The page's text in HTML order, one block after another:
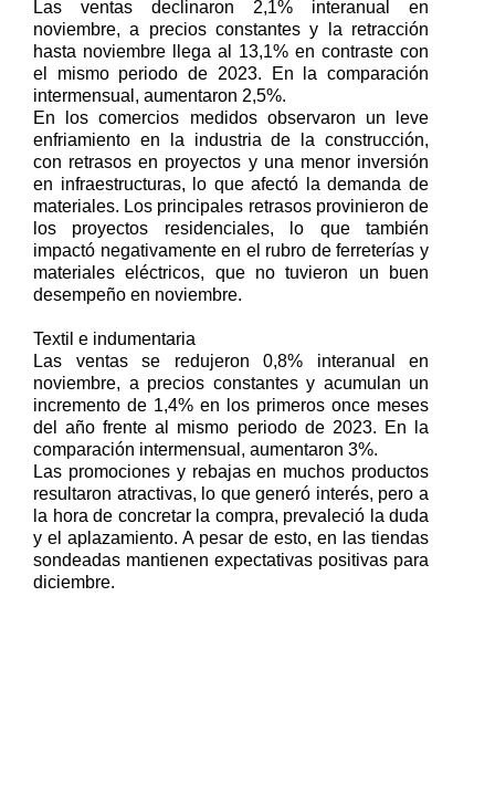
Las ventas declinaron 2,1% interanual en
noviembre, a precios constantes y la retracción
hasta noviembre llega al 13,1% en contraste con
el mismo periodo de 2023. En la comparación
intermensual, aumentaron 2,5%.
En los comercios medidos observaron un leve
enfriamiento en la industria de la construcción,
con retrasos en proyectos y una menor inversión
en infraestructuras, lo que afectó la demanda de
materiales. Los principales retrasos provinieron de
los proyectos residenciales, lo que también
impactó negativamente en el rubro de ferreterías y
materiales eléctricos, que no tuvieron un buen
desempeño en noviembre.
Textil e indumentaria
Las ventas se redujeron 0,8% interanual en
noviembre, a precios constantes y acumulan un
incremento de 1,4% en los primeros once meses
del año frente al mismo periodo de 2023. En la
comparación intermensual, aumentaron 3%.
Las promociones y rebajas en muchos productos
resultaron atractivas, lo que generó interés, pero a
la hora de concretar la compra, prevaleció la duda
y el aplazamiento. A pesar de esto, en las tiendas
sondeadas mantienen expectativas positivas para
diciembre.